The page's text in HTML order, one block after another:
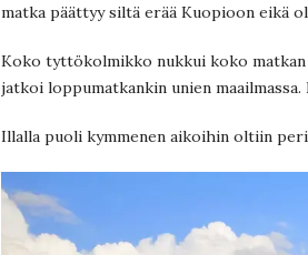
matka päättyy siltä erää Kuopioon eikä
Koko tyttökolmikko nukkui koko
jatkoi loppumatkankin unien
Illalla puoli kymmenen aikoihin oltiin